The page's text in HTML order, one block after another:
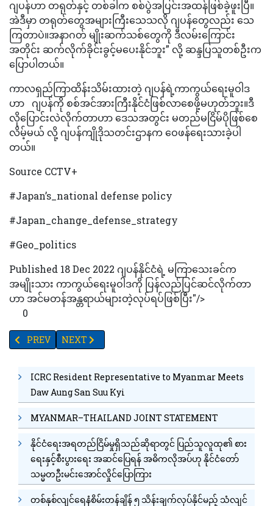
ဂျပန်ဟာ တရုတ်နှင့် တစ်ခါက စစ်ပွဲအပြင်းအထန်ဖြစ်ခဲ့ဖူးပြီ။
အဲဒီမှာ တရုတ်တွေအများကြီးသေသလို ဂျပန်တွေလည်း သေ
ကြတာပဲ။အနာဂတ် မျိုးဆက်သစ်တွေကို ဒီလမ်းကြောင်း
အတိုင်း ဆက်လိုက်ခိုင်းခွင့်မပေးနိုင်ဘူး” လို့ ဆန္ဒပြသူတစ်ဦးက
ပြောပါတယ်။
ကာလရှည်ကြာထိန်းသိမ်းထားတဲ့ ဂျပန်ရဲ့ကာကွယ်ရေးမူဝါဒ
ဟာ ဂျပန်ကို စစ်အင်အားကြီးနိုင်ငံဖြစ်လာစေဖို့မဟုတ်ဘူး။ဒီ
လိုပြောင်းလဲလိုက်တာဟာ ဒေသအတွင်း မတည်မငြိမ်ပိုဖြစ်စေ
လိမ့်မယ် လို့ ဂျပန်ကျိုဒိုသတင်းဌာနက ဝေဖန်ရေးသားခဲ့ပါ
တယ်။
Source CCTV+
#Japan’s_national defense policy
#Japan_change_defense_strategy
#Geo_politics
Published 18 Dec 2022 ဂျပန်နိုင်ငံရဲ့ မကြာသေးခင်က
အမျိုးသား ကာကွယ်ရေးမူဝါဒကို ပြန်လည်ပြင်ဆင်လိုက်တာ
ဟာ အင်မတန်အန္တရာယ်များတဲ့လုပ်ရပ်ဖြစ်ပြီး"/>
0
PREVIOUS ARTICLE: ရုရှားကာကွယ်ရေးဝန်ကြီး ယူကရိန်းရှိရုရှားစ
PREV NEXT ARTICLE: ငါးမမျှားရမနေနိုင်ဖြစ်နေသည့် ခင်
NEXT
ICRC Resident Representative to Myanmar Meets
Daw Aung San Suu Kyi
MYANMAR–THAILAND JOINT STATEMENT
နိုင်ငံရေးအရတည်ငြိမ်မှုရှိသည်ဆိုရာတွင် ပြည်သူလူထု၏ စား
ရေးနှင့်စီးပွားရေး အဆင်ပြေရန် အဓိကလိုအပ်ဟု နိုင်ငံတော်
သမ္မတဦးမင်းအောင်လှိုင်ပြောကြား
တစ်နှစ်လျင်ရေနံစိမ်းတန်ချိန် ၅ သိန်းချက်လုပ်နိုင်မည့် သံလျင်